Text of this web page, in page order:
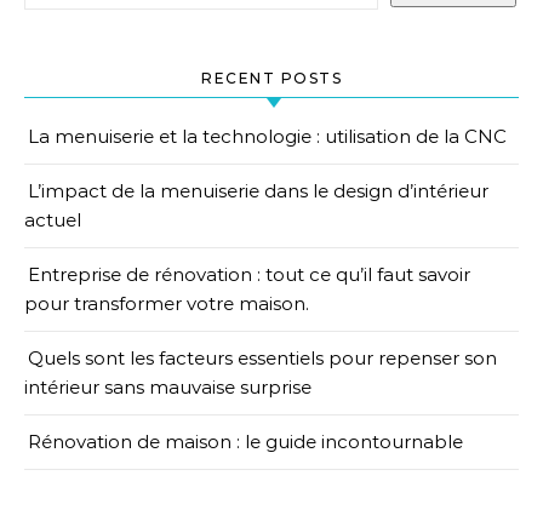
RECENT POSTS
La menuiserie et la technologie : utilisation de la CNC
L’impact de la menuiserie dans le design d’intérieur
actuel
Entreprise de rénovation : tout ce qu’il faut savoir
pour transformer votre maison.
Quels sont les facteurs essentiels pour repenser son
intérieur sans mauvaise surprise
Rénovation de maison : le guide incontournable